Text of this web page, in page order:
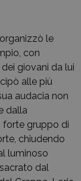
le
con
giovani da lui
alle più
audacia non
dalla
forte gruppo di
chiudendo
luminoso
dal